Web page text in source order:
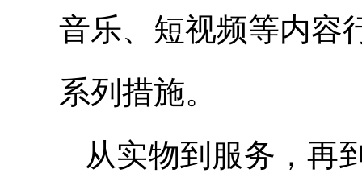
音乐、短视频等内容
系列措施。
从实物到服务，再